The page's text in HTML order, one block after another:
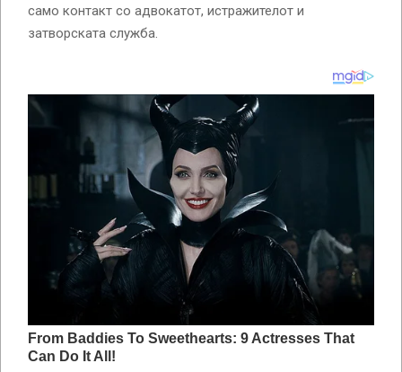
само контакт со адвокатот, истражителот и
затворската служба.